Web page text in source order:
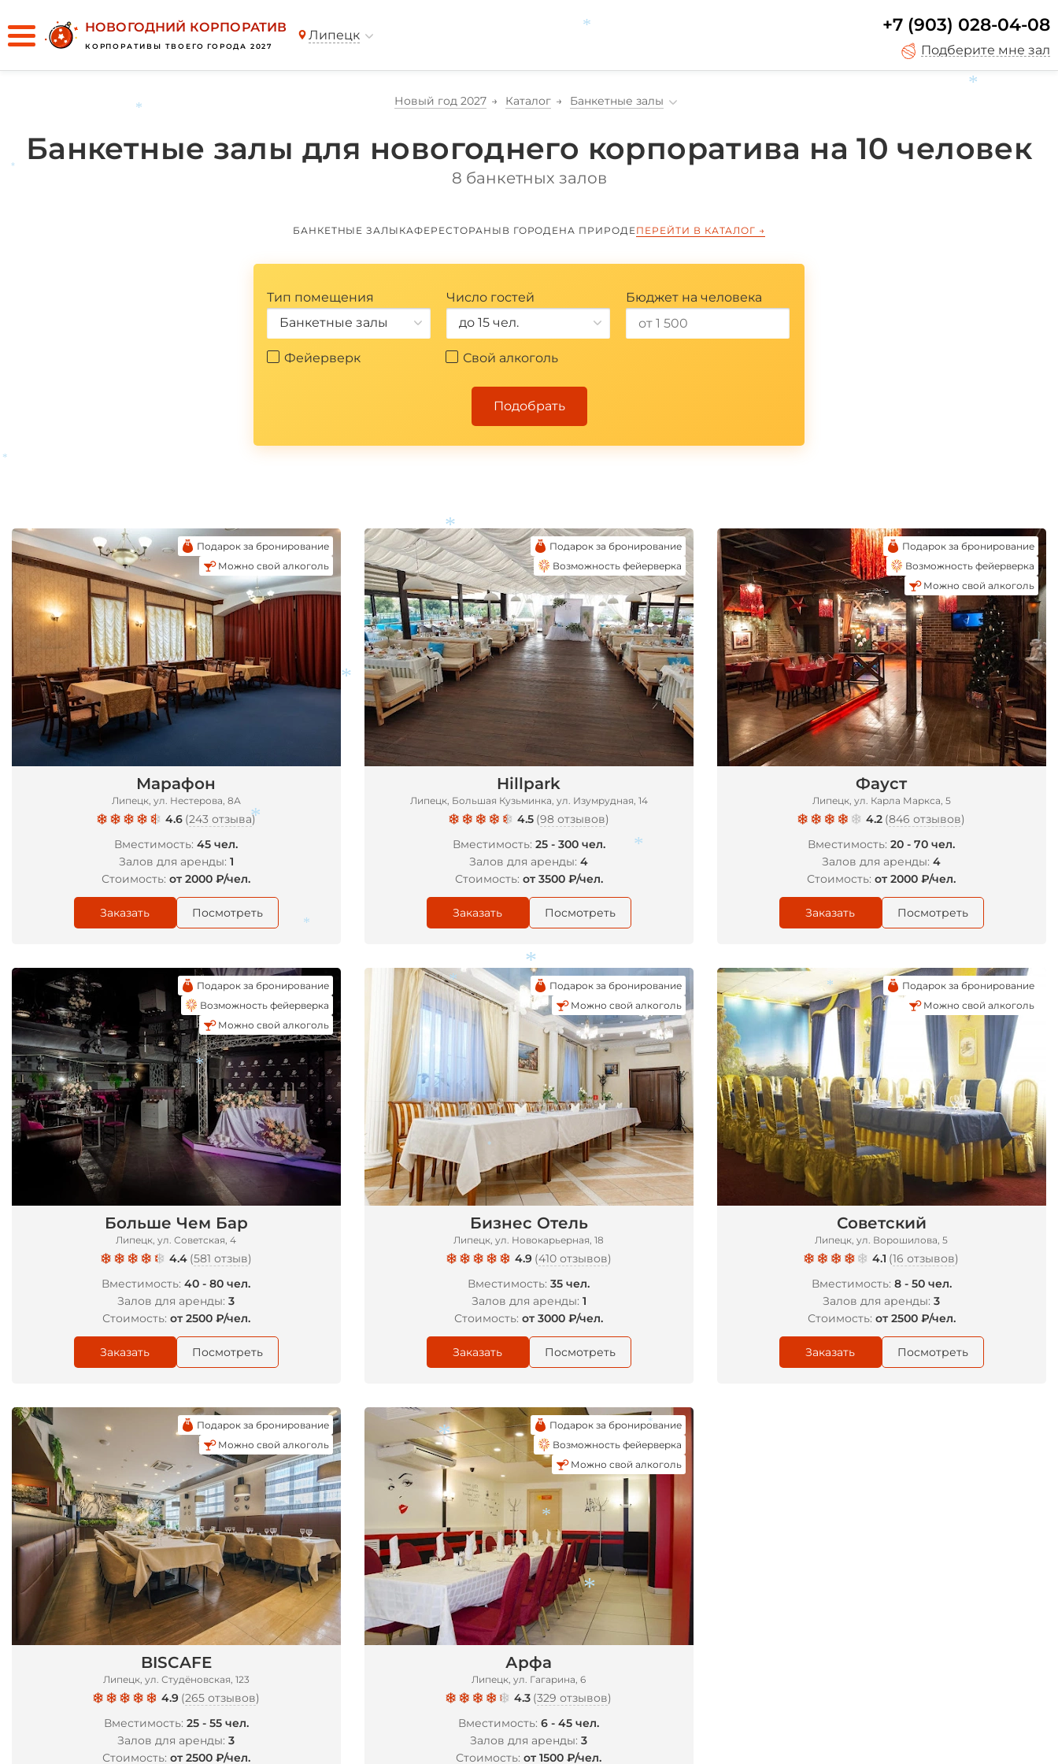
НОВОГОДНИЙ КОРПОРАТИВ
КОРПОРАТИВЫ ТВОЕГО ГОРОДА 2027
Липецк +7 (903) 028-04-08
Подберите мне зал
Новый год 2027 Каталог Банкетные залы
Банкетные залы для новогоднего корпоратива на 10 человек
8 банкетных залов
БАНКЕТНЫЕ ЗАЛЫ КАФЕРЕСТОРАНЫ В ГОРОДЕНА ПРИРОДЕПЕРЕЙТИ В КАТАЛОГ →
Тип помещения
Банкетные залы
Число гостей
до 15 чел.
Бюджет на человека
Фейерверк Свой алкоголь
Подобрать
Марафон
Липецк, ул. Нестерова, 8А
4.6 (243 отзыва)
Вместимость:45 чел.
Залов для аренды: 1
Стоимость:от 2000 ₽/чел.
Подарок за бронирование
Можно свой алкоголь
Заказать Посмотреть
Hillpark
Липецк, Большая Кузьминка, ул. Изумрудная, 14
4.5 (98 отзывов)
Вместимость: 25 - 300 чел.
Залов для аренды:4
Стоимость: от 3500 ₽/чел.
Подарок за бронирование
Возможность фейерверка
Заказать Посмотреть
Фауст
Липецк, ул. Карла Маркса, 5
4.2 (846 отзывов)
Вместимость:20 - 70 чел.
Залов для аренды:4
Стоимость:от 2000 ₽/чел.
Подарок за бронирование
Возможность фейерверка
Можно свой алкоголь
Заказать Посмотреть
Больше Чем Бар
Липецк, ул. Советская, 4
4.4 (581 отзыв)
Вместимость:40 - 80 чел.
Залов для аренды:3
Стоимость: от 2500 ₽/чел.
Подарок за бронирование
Возможность фейерверка
Можно свой алкоголь
Заказать Посмотреть
Бизнес Отель
Липецк, ул. Новокарьерная, 18
4.9 (410 отзывов)
Вместимость:35 чел.
Залов для аренды: 1
Стоимость:от 3000 ₽/чел.
Подарок за бронирование
Можно свой алкоголь
Заказать Посмотреть
Советский
Липецк, ул. Ворошилова, 5
4.1 (16 отзывов)
Вместимость: 8 - 50 чел.
Залов для аренды:3
Стоимость: от 2500 ₽/чел.
Подарок за бронирование
Можно свой алкоголь
Заказать Посмотреть
BISCAFE
Липецк, ул. Студёновская, 123
4.9 (265 отзывов)
Вместимость: 25 - 55 чел.
Залов для аренды:3
Стоимость: от 2500 ₽/чел.
Подарок за бронирование
Можно свой алкоголь
Арфа
Липецк, ул. Гагарина, 6
4.3 (329 отзывов)
Вместимость:6 - 45 чел.
Залов для аренды:3
Стоимость:от 1500 ₽/чел.
Подарок за бронирование
Возможность фейерверка
Можно свой алкоголь
*
* *
*
*
*
*
*
*
*
*
*
*